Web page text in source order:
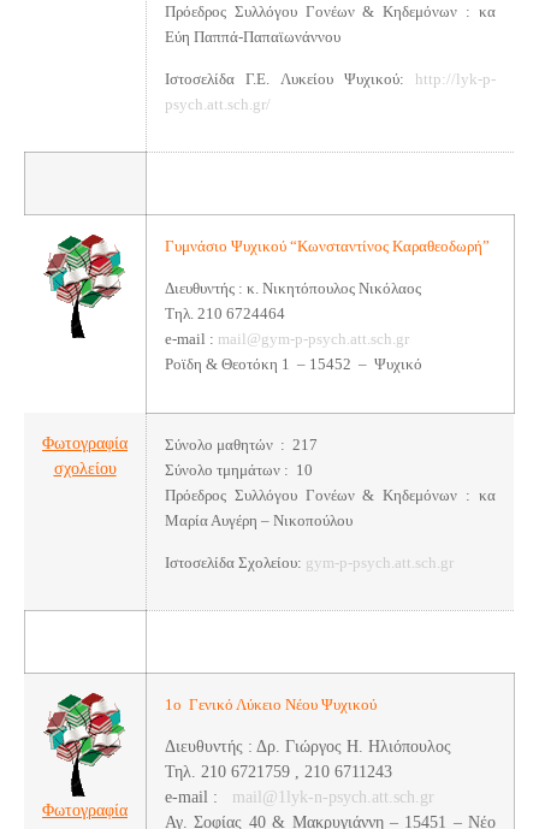
Πρόεδρος Συλλόγου Γονέων & Κηδεμόνων : κα
Εύη Παππά-Παπαϊωνάννου
Ιστοσελίδα Γ.Ε. Λυκείου Ψυχικού: http://lyk-p-
psych.att.sch.gr/
Γυμνάσιο Ψυχικού “Κωνσταντίνος Καραθεοδωρή”
Διευθυντής : κ. Νικητόπουλος Νικόλαος
Τηλ. 210 6724464
e-mail : mail@gym-p-psych.att.sch.gr
Ροϊδη & Θεοτόκη 1 – 15452 – Ψυχικό
Φωτογραφία
σχολείου
Σύνολο μαθητών : 217
Σύνολο τμημάτων : 10
Πρόεδρος Συλλόγου Γονέων & Κηδεμόνων : κα
Μαρία Αυγέρη – Νικοπούλου
Iστοσελίδα Σχολείου: gym-p-psych.att.sch.gr
Φωτογραφία
1ο Γενικό Λύκειο Νέου Ψυχικού
Διευθυντής : Δρ. Γιώργος Η. Ηλιόπουλος
Τηλ. 210 6721759 , 210 6711243
e-mail : mail@1lyk-n-psych.att.sch.gr
Αγ. Σοφίας 40 & Μακρυγιάννη – 15451 – Νέο